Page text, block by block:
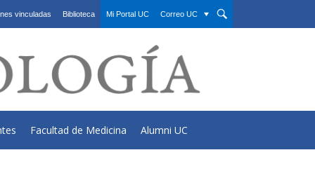
vinculadas Biblioteca Mi Portal UC Correo UC
Facultad de Medicina Alumni UC